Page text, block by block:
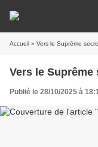
Accueil » Vers le Suprême
Vers le Suprême
Publié le 28/10/2025 à